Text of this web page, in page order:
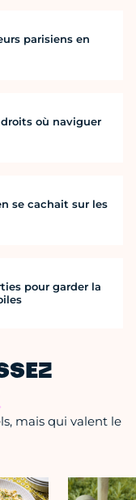
parisiens en
où naviguer
se cachait sur les
pour garder la
mais qui valent le